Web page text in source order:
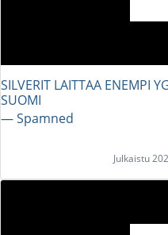
SILVERIT LAITTAA ENEMPI
SUOMI
― Spamned
Julkaistu